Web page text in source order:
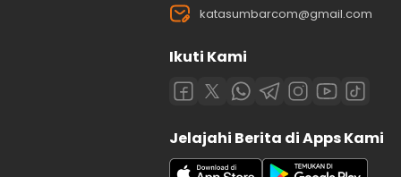
katasumbarcom@gmail.com
Ikuti Kami
Jelajahi Berita di Apps Kami